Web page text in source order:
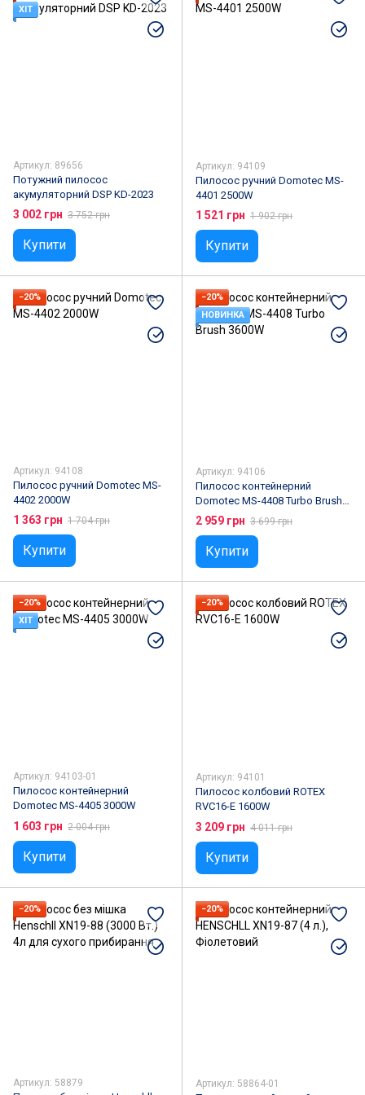
Сушарки для взуття Бургерниці
Скиборізки
ХІТ
Артикул: 89656
Потужний пилосос
акумуляторний DSP KD-2023
3 002 грн 3 752 грн
Купити
Артикул: 94109
Пилосос ручний Domotec MS-
4401 2500W
1 521 грн 1 902 грн
Купити
−20%
Артикул: 94108
Пилосос ручний Domotec MS-
4402 2000W
1 363 грн 1 704 грн
Купити
−20%
НОВИНКА
Артикул: 94106
Пилосос контейнерний
Domotec MS-4408 Turbo Brush
3600W
2 959 грн 3 699 грн
Купити
−20%
ХІТ
Артикул: 94103-01
Пилосос контейнерний
Domotec MS-4405 3000W
1 603 грн 2 004 грн
Купити
−20%
Артикул: 94101
Пилосос колбовий ROTEX
RVC16-E 1600W
3 209 грн 4 011 грн
Купити
−20%
Артикул: 58879
−20%
Артикул: 58864-01